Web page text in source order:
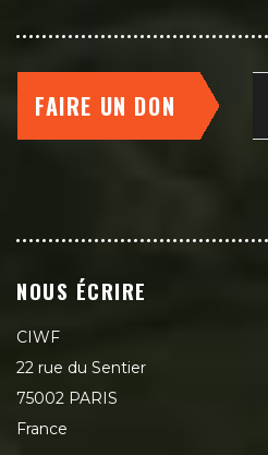
FAIRE UN DON
NOUS ÉCRIRE
CIWF
22 rue du Sentier
75002 PARIS
France